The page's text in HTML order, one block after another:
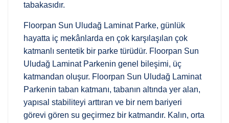
tabakasıdır.
Floorpan Sun Uludağ Laminat Parke, günlük
hayatta iç mekânlarda en çok karşılaşılan çok
katmanlı sentetik bir parke türüdür. Floorpan Sun
Uludağ Laminat Parkenin genel bileşimi, üç
katmandan oluşur. Floorpan Sun Uludağ Laminat
Parkenin taban katmanı, tabanın altında yer alan,
yapısal stabiliteyi arttıran ve bir nem bariyeri
görevi gören su geçirmez bir katmandır. Kalın, orta